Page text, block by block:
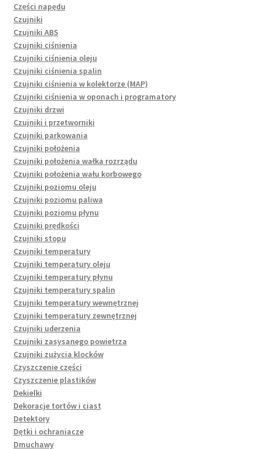
Części napędu
Czujniki
Czujniki ABS
Czujniki ciśnienia
Czujniki ciśnienia oleju
Czujniki ciśnienia spalin
Czujniki ciśnienia w kolektorze (MAP)
Czujniki ciśnienia w oponach i programatory
Czujniki drzwi
Czujniki i przetworniki
Czujniki parkowania
Czujniki położenia
Czujniki położenia wałka rozrządu
Czujniki położenia wału korbowego
Czujniki poziomu oleju
Czujniki poziomu paliwa
Czujniki poziomu płynu
Czujniki prędkości
Czujniki stopu
Czujniki temperatury
Czujniki temperatury oleju
Czujniki temperatury płynu
Czujniki temperatury spalin
Czujniki temperatury wewnętrznej
Czujniki temperatury zewnętrznej
Czujniki uderzenia
Czujniki zasysanego powietrza
Czujniki zużycia klocków
Czyszczenie części
Czyszczenie plastików
Dekielki
Dekoracje tortów i ciast
Detektory
Dętki i ochraniacze
Dmuchawy